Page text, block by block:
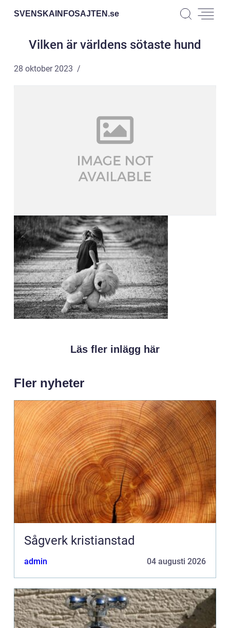
SVENSKAINFOSAJTEN.se
Vilken är världens sötaste hund
28 oktober 2023
Läs fler inlägg här
Fler nyheter
Sågverk kristianstad
admin 04 augusti 2026